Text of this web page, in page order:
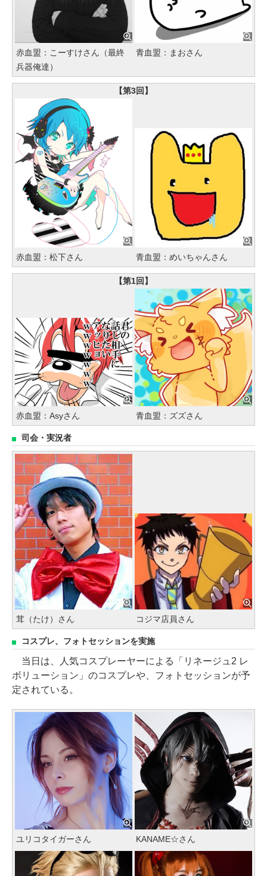
赤血盟：こーすけさん（最終
兵器俺達）
青血盟：まおさん
【第3回】
赤血盟：松下さん 青血盟：めいちゃんさん
【第1回】
赤血盟：Asyさん 青血盟：ズズさん
司会・実況者
茸（たけ）さん コジマ店員さん
コスプレ、フォトセッションを実施
当日は、人気コスプレーヤーによる「リネージュ2 レ
ボリューション」のコスプレや、フォトセッションが予
定されている。
ユリコタイガーさん KANAME☆さん